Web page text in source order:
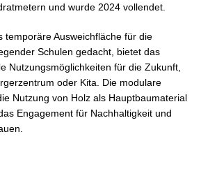
und wurde 2024 vollendet.
temporäre Ausweichfläche für die
Schulen gedacht, bietet das
Nutzungsmöglichkeiten für die Zukunft,
oder Kita. Die modulare
Nutzung von Holz als Hauptbaumaterial
Engagement für Nachhaltigkeit und